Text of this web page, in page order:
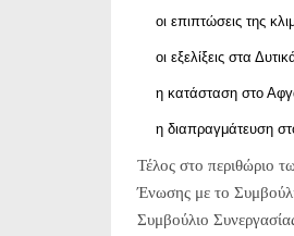
οι επιπτώσεις της
οι εξελίξεις στα
η κατάσταση στο
η διαπραγμάτευση
Τέλος στο περιθώριο
Ένωσης με το
Συμβούλιο